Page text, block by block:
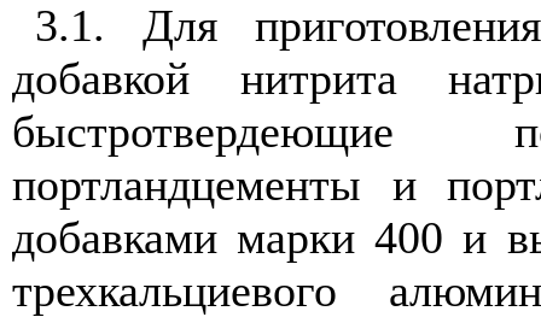
3.1. Для
добавкой нитрита
быстротвердеющие
портландцементы и
добавками марки 400 и
трехкальциевого